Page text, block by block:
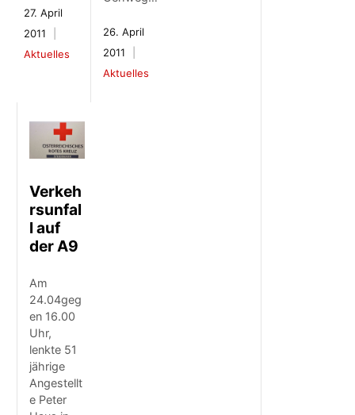
27. April
2011
Aktuelles
26. April
2011
Aktuelles
Verkeh
rsunfal
l auf
der A9
Am
24.04geg
en 16.00
Uhr,
lenkte 51
jährige
Angestellt
e Peter